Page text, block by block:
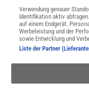
Verwendung genauer
Identifikation aktiv
auf einem Endgerät.
Werbeleistung und der
sowie Entwicklung und
Liste der Partner